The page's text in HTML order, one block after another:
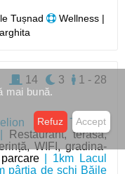
Tușnad
Wellness |
Băile Tușnad
Restaurant, terasa,
WIFI, gradina-
| 1km Lacul
pârtia de schi Băile
1 - 28
3
14
mai bună.
Refuz Accept